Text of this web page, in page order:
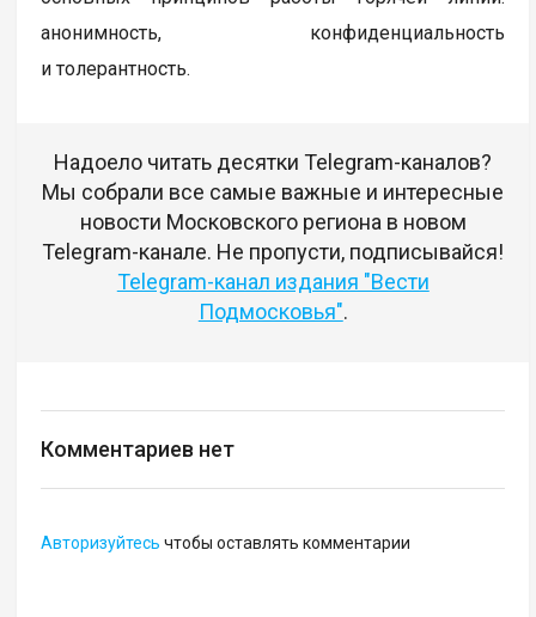
анонимность, конфиденциальность
и толерантность.
Надоело читать десятки Telegram-каналов?
Мы собрали все самые важные и интересные
новости Московского региона в новом
Telegram-канале. Не пропусти, подписывайся!
Telegram-канал издания "Вести
Подмосковья".
Комментариев нет
Авторизуйтесь чтобы оставлять комментарии